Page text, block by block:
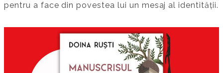
pentru a face din povestea lui un mesaj al identității.